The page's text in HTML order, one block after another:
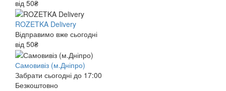
від 50₴
ROZETKA Delivery
Відправимо вже сьогодні
від 50₴
Самовивіз (м.Дніпро)
Забрати сьогодні до 17:00
Безкоштовно